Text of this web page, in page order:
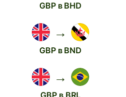
GBP в BHD
→
GBP в BND
→
GBP в BRL